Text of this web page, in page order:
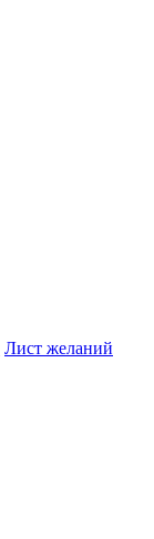
Лист желаний